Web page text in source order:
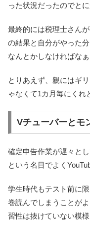
った状況だったのでと
最終的には税理士さん
の結果と自分がやった
なんとかしなければなぁ
とりあえず、親にはギ
ゃなくて1カ月毎にくれ
Vチューバーとモ
確定申告作業が遅々と
という名目でよく
学生時代もテスト前に
巻読んでしまうことが
習性は抜けていない模様